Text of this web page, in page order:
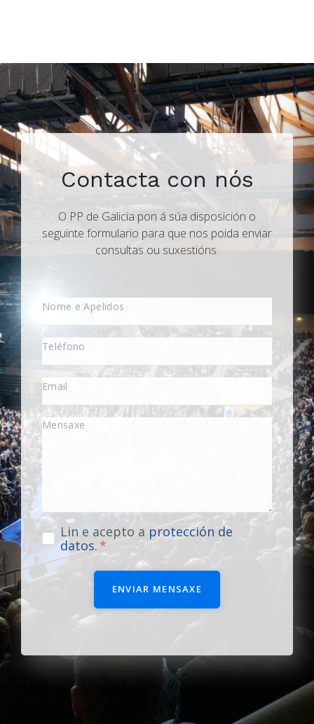
Contacta con nós
O PP de Galicia pon á súa disposición o
seguinte formulario para que nos poida enviar
consultas ou suxestións.
Lin e acepto a protección de
datos.
ENVIAR MENSAXE